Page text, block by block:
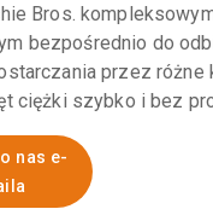
Bros.
bezpośrednio do
przez
ciężki szybko i bez
nas e-